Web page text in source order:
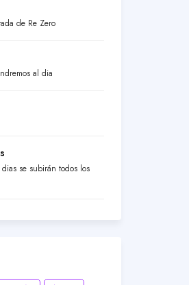
de Re Zero
al dia
se subirán todos los